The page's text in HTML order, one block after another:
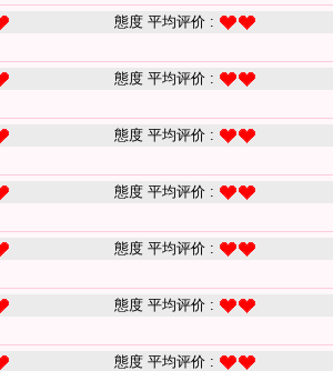
態度 平均评价 :
態度 平均评价 :
態度 平均评价 :
態度 平均评价 :
態度 平均评价 :
態度 平均评价 :
態度 平均评价 :